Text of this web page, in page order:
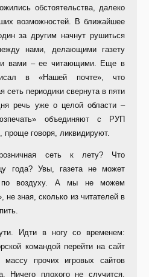
обстоятельства, далеко
возможностей. В ближайшее
за другим начнут рушиться
нами, делающими газету
и вами – ее читающими. Еще в
в «Нашей почте», что
сеть периодики свернута в пяти
речь уже о целой области –
объединяют с РУП
проще говоря, ликвидируют.
розничная сеть к лету? Что
года? Увы, газета не может
воздуху. А мы не можем
зная, сколько из читателей в
Идти в ногу со временем:
командой перейти на сайт
прочих игровых сайтов
Ничего плохого не случится,